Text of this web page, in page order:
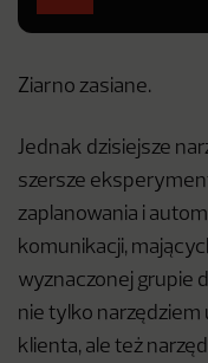
Ziarno zasiane.
Jednak dzisiejsze
szersze
zaplanowania i
komunikacji,
wyznaczonej grupie
nie tylko narzędziem
klienta, ale też